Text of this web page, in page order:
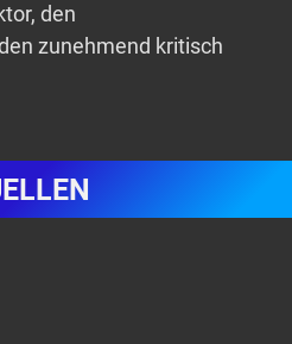
den
zunehmend kritisch